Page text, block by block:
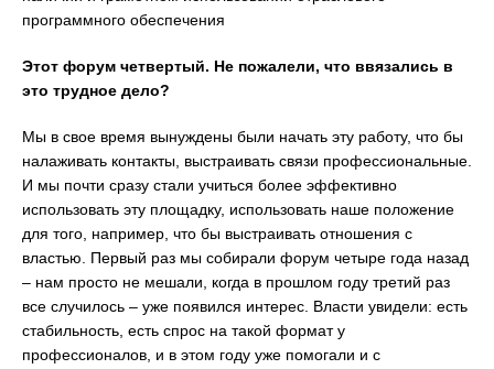
программного обеспечения
Этот форум четвертый. Не пожалели, что ввязались в
это трудное дело?
Мы в свое время вынуждены были начать эту работу, что бы
налаживать контакты, выстраивать связи профессиональные.
И мы почти сразу стали учиться более эффективно
использовать эту площадку, использовать наше положение
для того, например, что бы выстраивать отношения с
властью. Первый раз мы собирали форум четыре года назад
– нам просто не мешали, когда в прошлом году третий раз
все случилось – уже появился интерес. Власти увидели: есть
стабильность, есть спрос на такой формат у
профессионалов, и в этом году уже помогали и с